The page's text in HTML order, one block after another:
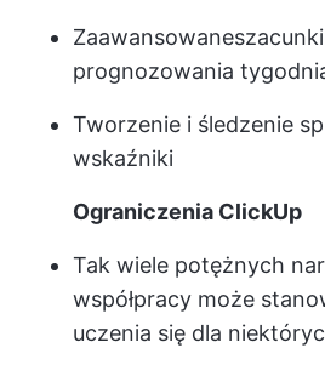
Zaawansowane
prognozowania
Tworzenie i śledzenie
wskaźniki
Ograniczenia ClickUp
Tak wiele potężnych
współpracy może
uczenia się dla